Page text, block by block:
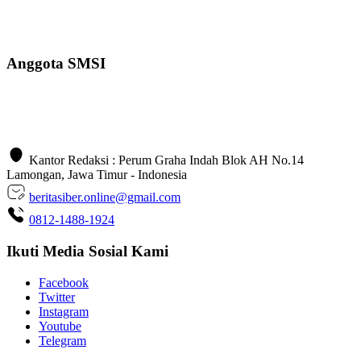
Anggota SMSI
Kantor Redaksi : Perum Graha Indah Blok AH No.14
Lamongan, Jawa Timur - Indonesia
beritasiber.online@gmail.com
0812-1488-1924
Ikuti Media Sosial Kami
Facebook
Twitter
Instagram
Youtube
Telegram